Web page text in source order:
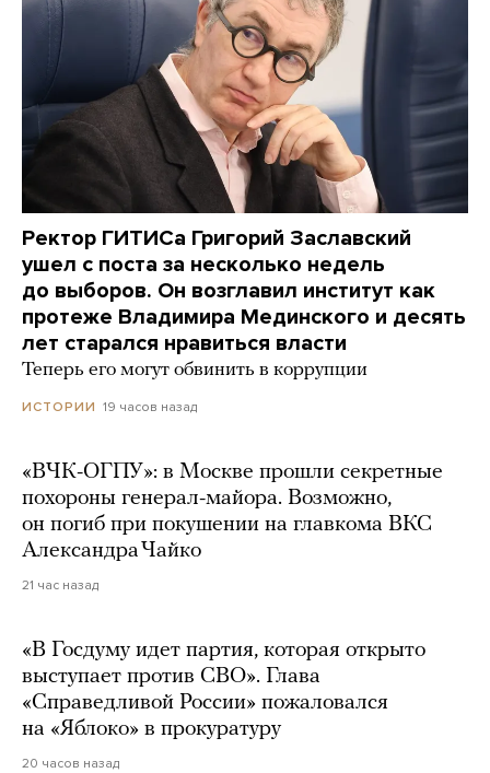
Ректор ГИТИСа Григорий Заславский
ушел с поста за несколько недель
до выборов. Он возглавил институт как
протеже Владимира Мединского и десять
лет старался нравиться власти
Теперь его могут обвинить в коррупции
ИСТОРИИ 19 часов назад
«ВЧК-ОГПУ»: в Москве прошли секретные
похороны генерал-майора. Возможно,
он погиб при покушении на главкома ВКС
Александра Чайко
21 час назад
«В Госдуму идет партия, которая открыто
выступает против СВО». Глава
«Справедливой России» пожаловался
на «Яблоко» в прокуратуру
20 часов назад